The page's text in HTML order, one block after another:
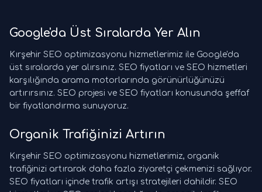
Google'da Üst Sıralarda Yer Alın
Kırşehir SEO optimizasyonu hizmetlerimiz ile Google'da
üst sıralarda yer alırsınız. SEO fiyatları ve SEO hizmetleri
karşılığında arama motorlarında görünürlüğünüzü
artırırsınız. SEO projesi ve SEO fiyatları konusunda şeffaf
bir fiyatlandırma sunuyoruz.
Organik Trafiğinizi Artırın
Kırşehir SEO optimizasyonu hizmetlerimiz, organik
trafiğinizi artırarak daha fazla ziyaretçi çekmenizi sağlıyor.
SEO fiyatları içinde trafik artışı stratejileri dahildir. SEO